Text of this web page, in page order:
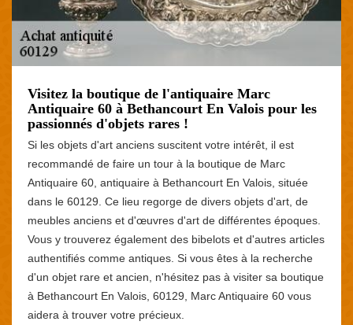
Visitez la boutique de l'antiquaire Marc
Antiquaire 60 à Bethancourt En Valois pour les
passionnés d'objets rares !
Si les objets d'art anciens suscitent votre intérêt, il est
recommandé de faire un tour à la boutique de Marc
Antiquaire 60, antiquaire à Bethancourt En Valois, située
dans le 60129. Ce lieu regorge de divers objets d'art, de
meubles anciens et d'œuvres d'art de différentes époques.
Vous y trouverez également des bibelots et d'autres articles
authentifiés comme antiques. Si vous êtes à la recherche
d'un objet rare et ancien, n'hésitez pas à visiter sa boutique
à Bethancourt En Valois, 60129, Marc Antiquaire 60 vous
aidera à trouver votre précieux.